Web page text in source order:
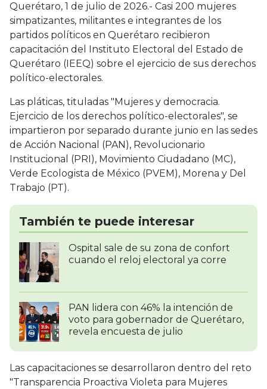
Querétaro, 1 de julio de 2026.- Casi 200 mujeres
simpatizantes, militantes e integrantes de los
partidos políticos en Querétaro recibieron
capacitación del Instituto Electoral del Estado de
Querétaro (IEEQ) sobre el ejercicio de sus derechos
político-electorales.
Las pláticas, tituladas "Mujeres y democracia.
Ejercicio de los derechos político-electorales", se
impartieron por separado durante junio en las sedes
de Acción Nacional (PAN), Revolucionario
Institucional (PRI), Movimiento Ciudadano (MC),
Verde Ecologista de México (PVEM), Morena y Del
Trabajo (PT).
También te puede interesar
Ospital sale de su zona de confort
cuando el reloj electoral ya corre
PAN lidera con 46% la intención de
voto para gobernador de Querétaro,
revela encuesta de julio
Las capacitaciones se desarrollaron dentro del reto
"Transparencia Proactiva Violeta para Mujeres